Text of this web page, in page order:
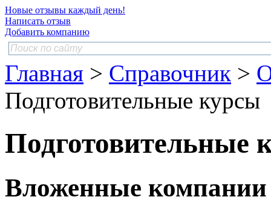
Новые отзывы каждый день!
Написать отзыв
Добавить компанию
Главная > Справочник >
Подготовительные курсы
Подготовительные
Вложенные компании